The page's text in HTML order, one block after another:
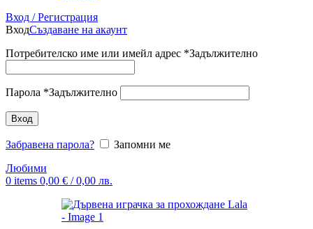
Вход / Регистрация
ВходСъздаване на акаунт
Потребителско име или имейл адрес *Задължително
Парола *Задължително
Вход
Забравена парола?
Запомни ме
Любими
0 items 0,00 € / 0,00 лв.